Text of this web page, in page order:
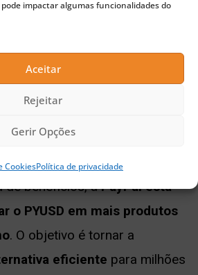
impactar algumas funcionalidades do
Aceitar
Rejeitar
Gerir Opções
CookiesPolítica de privacidade
afirmou da Ponte
acredita que as stablecoins
preparando para isso.
de benefícios, aPayPal está
o PYUSD em mais produtos
. O objetivo é tornar a
eficiente para milhões